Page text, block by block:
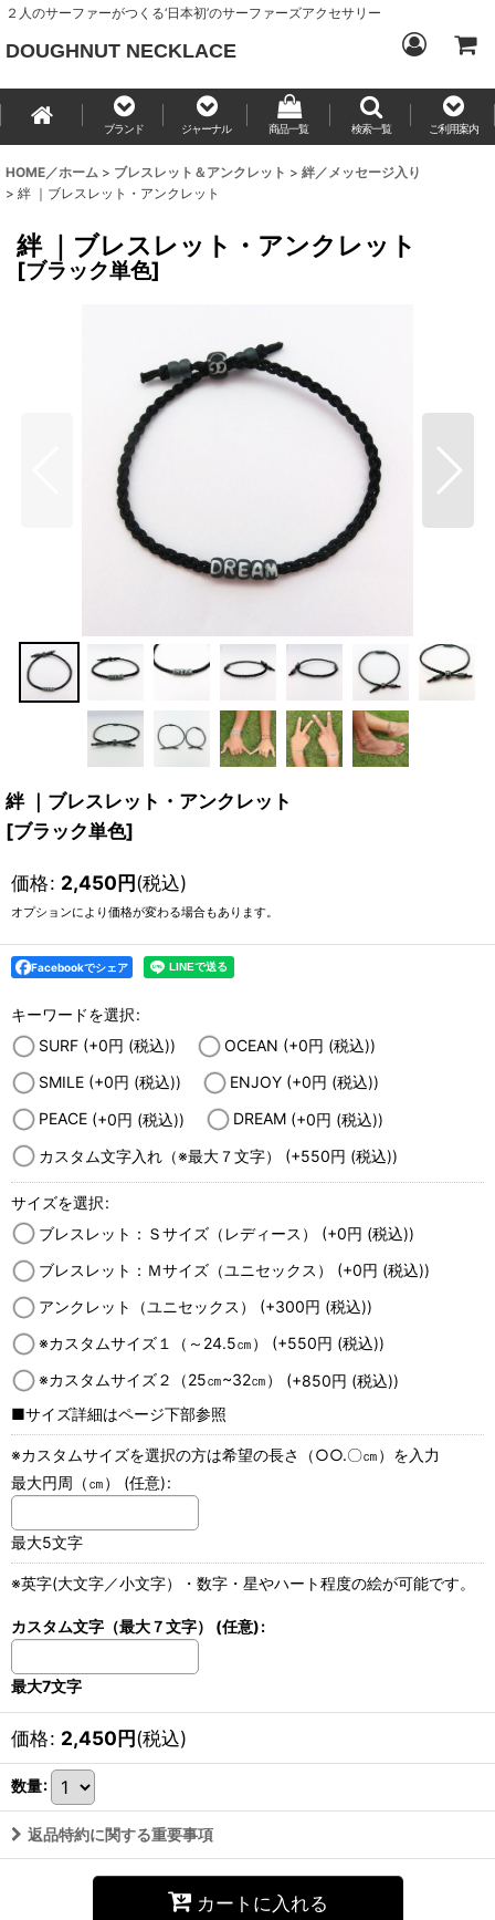
２人のサーファーがつくる‘日本初’のサーファーズアクセサリー
DOUGHNUT NECKLACE
ブランド ジャーナル 商品一覧 検索一覧 ご利用案内
HOME／ホーム > ブレスレット＆アンクレット > 絆／メッセージ入り
> 絆 ｜ブレスレット・アンクレット
絆 ｜ブレスレット・アンクレット
[ブラック単色]
絆 ｜ブレスレット・アンクレット
[ブラック単色]
価格: 2,450円(税込)
オプションにより価格が変わる場合もあります。
Facebookでシェア
キーワードを選択:
SURF (+0円 (税込)) OCEAN (+0円 (税込))
SMILE (+0円 (税込)) ENJOY (+0円 (税込))
PEACE (+0円 (税込)) DREAM (+0円 (税込))
カスタム文字入れ（※最大７文字） (+550円 (税込))
サイズを選択:
ブレスレット：Ｓサイズ（レディース） (+0円 (税込))
ブレスレット：Ｍサイズ（ユニセックス） (+0円 (税込))
アンクレット（ユニセックス） (+300円 (税込))
※カスタムサイズ１（～24.5㎝） (+550円 (税込))
※カスタムサイズ２（25㎝~32㎝） (+850円 (税込))
■サイズ詳細はページ下部参照
※カスタムサイズを選択の方は希望の長さ（○○.〇㎝）を入力
最大円周（㎝） (任意):
最大5文字
※英字(大文字／小文字）・数字・星やハート程度の絵が可能です。
カスタム文字（最大７文字） (任意):
最大7文字
価格: 2,450円(税込)
数量:
返品特約に関する重要事項
カートに入れる